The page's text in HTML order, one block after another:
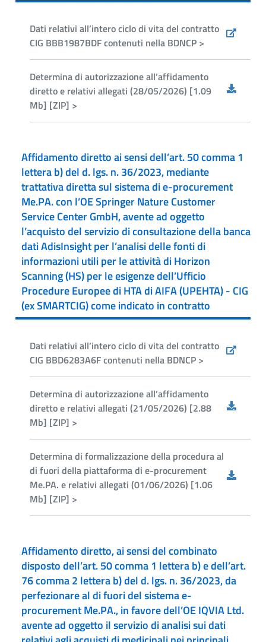
Dati relativi all’intero ciclo di vita del contratto
CIG BBB1987BDF contenuti nella BDNCP >
Determina di autorizzazione all’affidamento
diretto e relativi allegati (28/05/2026) [1.09
Mb] [ZIP] >
Affidamento diretto ai sensi dell’art. 50 comma 1
lettera b) del d. lgs. n. 36/2023, mediante
trattativa diretta sul sistema di e-procurement
Me.PA. con l’OE Springer Nature Customer
Service Center GmbH, avente ad oggetto
l’acquisto del servizio di consultazione della banca
dati AdisInsight per l’analisi delle fonti di
informazioni utili per le attività di Horizon
Scanning (HS) per le esigenze dell’Ufficio
Procedure Europee di HTA di AIFA (UPEHTA) - CIG
(ex SMARTCIG) come indicato in contratto
Dati relativi all’intero ciclo di vita del contratto
CIG BBD6283A6F contenuti nella BDNCP >
Determina di autorizzazione all’affidamento
diretto e relativi allegati (21/05/2026) [2.88
Mb] [ZIP] >
Determina di formalizzazione della procedura al
di fuori della piattaforma di e-procurement
Me.PA. e relativi allegati (01/06/2026) [1.06
Mb] [ZIP] >
Affidamento diretto, ai sensi del combinato
disposto dell’art. 50 comma 1 lettera b) e dell’art.
76 comma 2 lettera b) del d. lgs. n. 36/2023, da
perfezionare al di fuori del sistema e-
procurement Me.PA., in favore dell’OE IQVIA Ltd.
avente ad oggetto il servizio di analisi sui dati